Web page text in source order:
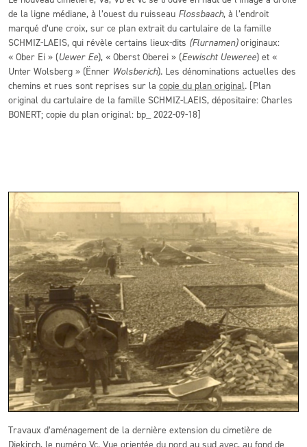
de la ligne médiane, à l’ouest du ruisseau Flossbaach, à l’endroit
marqué d’une croix, sur ce plan extrait du cartulaire de la famille
SCHMIZ-LAEIS, qui révèle certains lieux-dits (Flurnamen)originaux:
« Ober Ei » (Uewer Ee), « Oberst Oberei » (Eewischt Ueweree) et «
Unter Wolsberg » (Ënner Wolsberich). Les dénominations actuelles des
chemins et rues sont reprises sur la copie du plan original. [Plan
original du cartulaire de la famille SCHMIZ-LAEIS, dépositaire: Charles
BONERT; copie du plan original: bp_ 2022-09-18]
Travaux d’aménagement de la dernière extension du cimetière de